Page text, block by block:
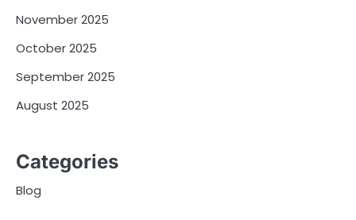
November 2025
October 2025
September 2025
August 2025
Categories
Blog